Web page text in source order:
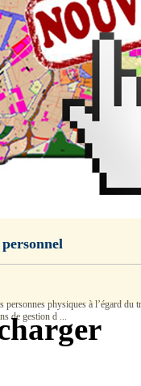
physiques à l’égard
de gestion d ...